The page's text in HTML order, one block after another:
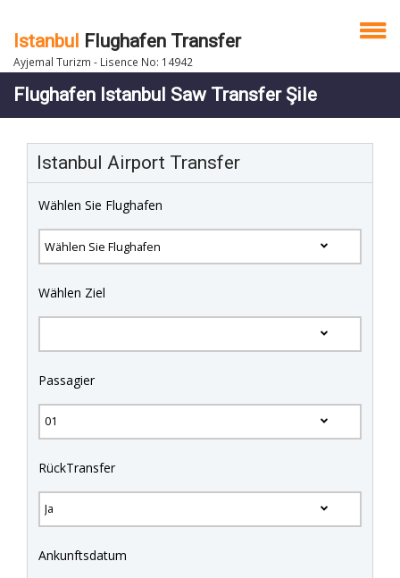
Istanbul Flughafen Transfer
Ayjemal Turizm - Lisence No: 14942
Flughafen Istanbul Saw Transfer Şile
Istanbul Airport Transfer
Wählen Sie Flughafen
Wählen Ziel
Passagier
RückTransfer
Ankunftsdatum